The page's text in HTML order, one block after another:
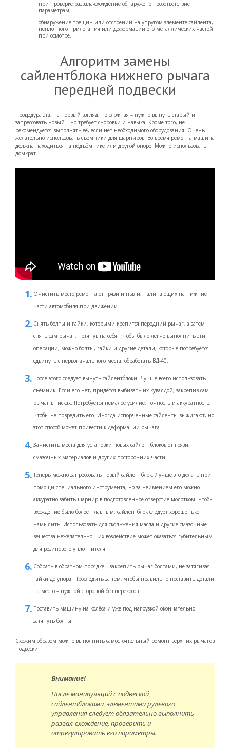
при проверке развала-схождение обнаружено несоответствие
параметрам;
обнаружение трещин или отслоений на упругом элементе сайлента,
неплотного прилегания или деформации его металлических частей
при осмотре.
Алгоритм замены
сайлентблока нижнего рычага
передней подвески
Процедура эта, на первый взгляд, не сложная – нужно вынуть старый и
запрессовать новый – но требует сноровки и навыка. Кроме того, не
рекомендуется выполнять её, если нет необходимого оборудования. Очень
желательно использовать съёмники для шарниров. Во время ремонта машина
должна находиться на подъёмнике или другой опоре. Можно использовать
домкрат.
Очистить место ремонта от грязи и пыли, налипающих на нижние
части автомобиля при движении.
Снять болты и гайки, которыми крепится передний рычаг, а затем
снять сам рычаг, потянув на себя. Чтобы было легче выполнить эти
операции, можно болты, гайки и другие детали, которые потребуется
сдвинуть с первоначального места, обработать ВД-40.
После этого следует вынуть сайлентблоки. Лучше всего использовать
съёмник. Если его нет, придётся выбивать их кувалдой, закрепив сам
рычаг в тисках. Потребуется немалое усилие, точность и аккуратность,
чтобы не повредить его. Иногда испорченные сайленты выжигают, но
этот способ может привести к деформации рычага.
Зачистить места для установки новых сайлентблоков от грязи,
смазочных материалов и других посторонних частиц.
Теперь можно запрессовать новый сайлентблок. Лучше это делать при
помощи специального инструмента, но за неимением его можно
аккуратно забить шарнир в подготовленное отверстие молотком. Чтобы
вхождение было более плавным, сайлентблок следует хорошенько
намылить. Использовать для скольжения масла и другие смазочные
вещества нежелательно – их воздействие может оказаться губительным
для резинового уплотнителя.
Собрать в обратном порядке – закрепить рычаг болтами, не затягивая
гайки до упора. Проследить за тем, чтобы правильно поставить детали
на место – нужной стороной без перекосов.
Поставить машину на колёса и уже под нагрузкой окончательно
затянуть болты.
Схожим образом можно выполнить самостоятельный ремонт верхних рычагов
подвески.
Внимание!
После манипуляций с подвеской,
сайлентблоками, элементами рулевого
управления следует обязательно выполнить
развал-схождение, проверить и
отрегулировать его параметры.